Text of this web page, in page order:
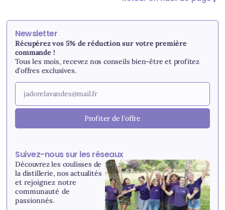
Newsletter
Récupérez vos 5% de réduction sur votre première
commande !
Tous les mois, recevez nos conseils bien-être et profitez
d’offres exclusives.
Profiter de l'offre
Suivez-nous sur les réseaux
Découvrez les coulisses de
la distillerie, nos actualités
et rejoignez notre
communauté de
passionnés.